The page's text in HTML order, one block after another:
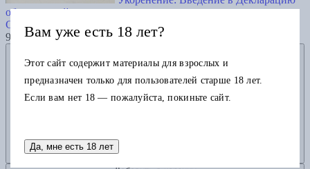
обязанностей по отношению к человеку
Симона Вейль
990
Вам уже есть 18 лет?
Этот сайт содержит материалы для взрослых и
предназначен только для пользователей старше 18 лет.
Если вам нет 18 — пожалуйста, покиньте сайт.
Да, мне есть 18 лет